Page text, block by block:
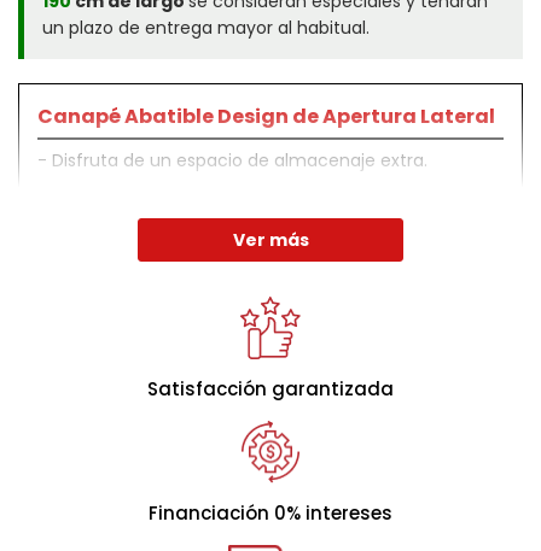
un plazo de entrega mayor al habitual.
Canapé Abatible Design de Apertura Lateral
- Disfruta de un espacio de almacenaje extra.
- Ideal para los más jóvenes de la casa.
Ver más
Satisfacción garantizada
Financiación 0% intereses